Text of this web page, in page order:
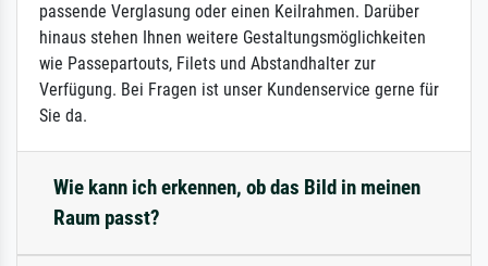
passende Verglasung oder einen Keilrahmen. Darüber
hinaus stehen Ihnen weitere Gestaltungsmöglichkeiten
wie Passepartouts, Filets und Abstandhalter zur
Verfügung. Bei Fragen ist unser Kundenservice gerne für
Sie da.
Wie kann ich erkennen, ob das Bild in meinen
Raum passt?